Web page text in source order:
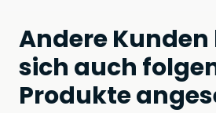
Andere
sich auch
Produkte